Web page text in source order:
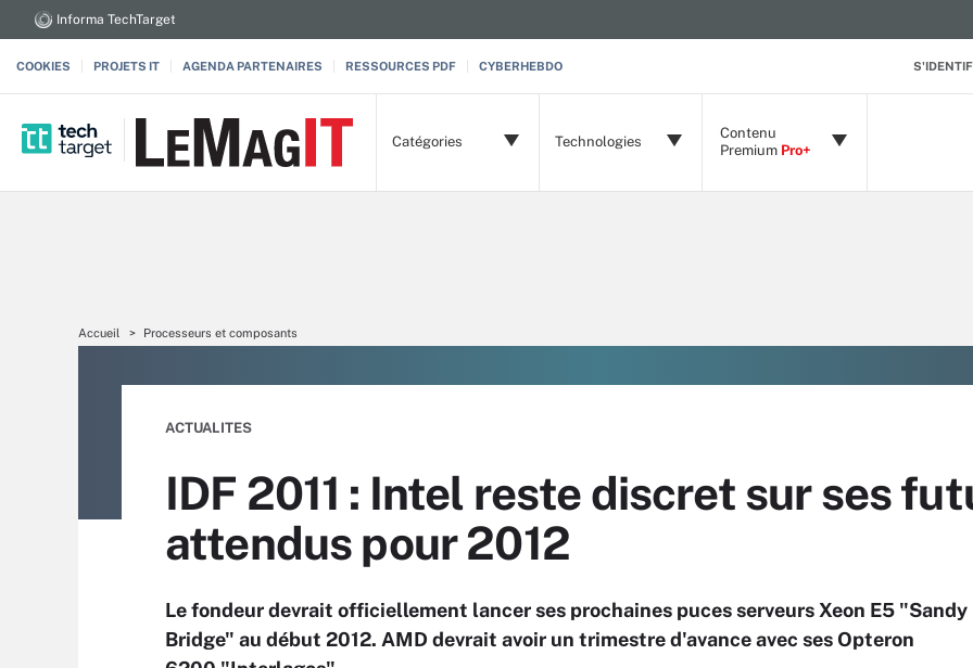
Informa TechTarget
COOKIES PROJETS IT AGENDA PARTENAIRES RESSOURCES PDF CYBERHEBDO
Catégories Technologies
Contenu
Premium Pro+
Accueil Processeurs et composants
ACTUALITES
IDF 2011 : Intel reste discret sur ses
attendus pour 2012
Le fondeur devrait officiellement lancer ses prochaines puces serveurs Xeon E5 "Sandy
Bridge" au début 2012. AMD devrait avoir un trimestre d'avance avec ses Opteron